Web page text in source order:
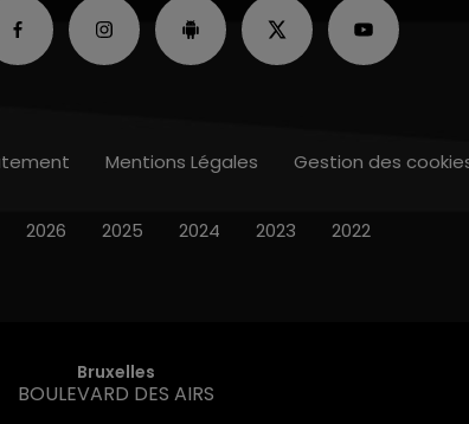
Bruxelles
BOULEVARD DES AIRS
Mentions Légales Gestion des
2026 2025 2024 2023 2022